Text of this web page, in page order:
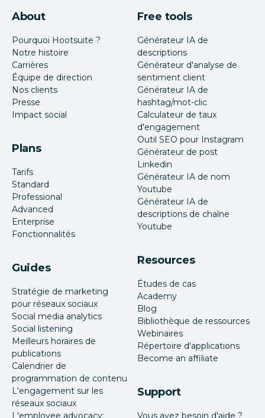
About
Pourquoi Hootsuite ?
Notre histoire
Carrières
Équipe de direction
Nos clients
Presse
Impact social
Plans
Tarifs
Standard
Professional
Advanced
Enterprise
Fonctionnalités
Guides
Stratégie de marketing
pour réseaux sociaux
Social media analytics
Social listening
Meilleurs horaires de
publications
Calendrier de
programmation de contenu
L'engagement sur les
réseaux sociaux
L'employee advocacy:
Free tools
Générateur IA de
descriptions
Générateur d'analyse de
sentiment client
Générateur IA de
hashtag/mot-clic
Calculateur de taux
d'engagement
Outil SEO pour Instagram
Générateur de post
Linkedin
Générateur IA de nom
Youtube
Générateur IA de
descriptions de chaîne
Youtube
Resources
Études de cas
Academy
Blog
Bibliothèque de ressources
Webinaires
Répertoire d'applications
Become an affiliate
Support
Vous avez besoin d'aide ?